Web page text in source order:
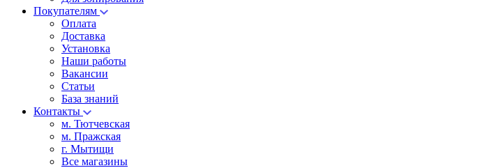
Покупателям
Оплата
Доставка
Установка
Наши работы
Вакансии
Статьи
База знаний
Контакты
м. Тютчевская
м. Пражская
г. Мытищи
Все магазины